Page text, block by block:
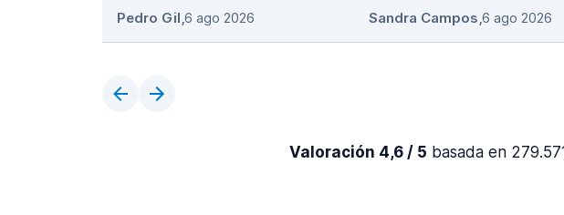
Pedro Gil,6 ago 2026
Sandra Campos,6 ago 2026
Valoración 4,6 / 5 basada en